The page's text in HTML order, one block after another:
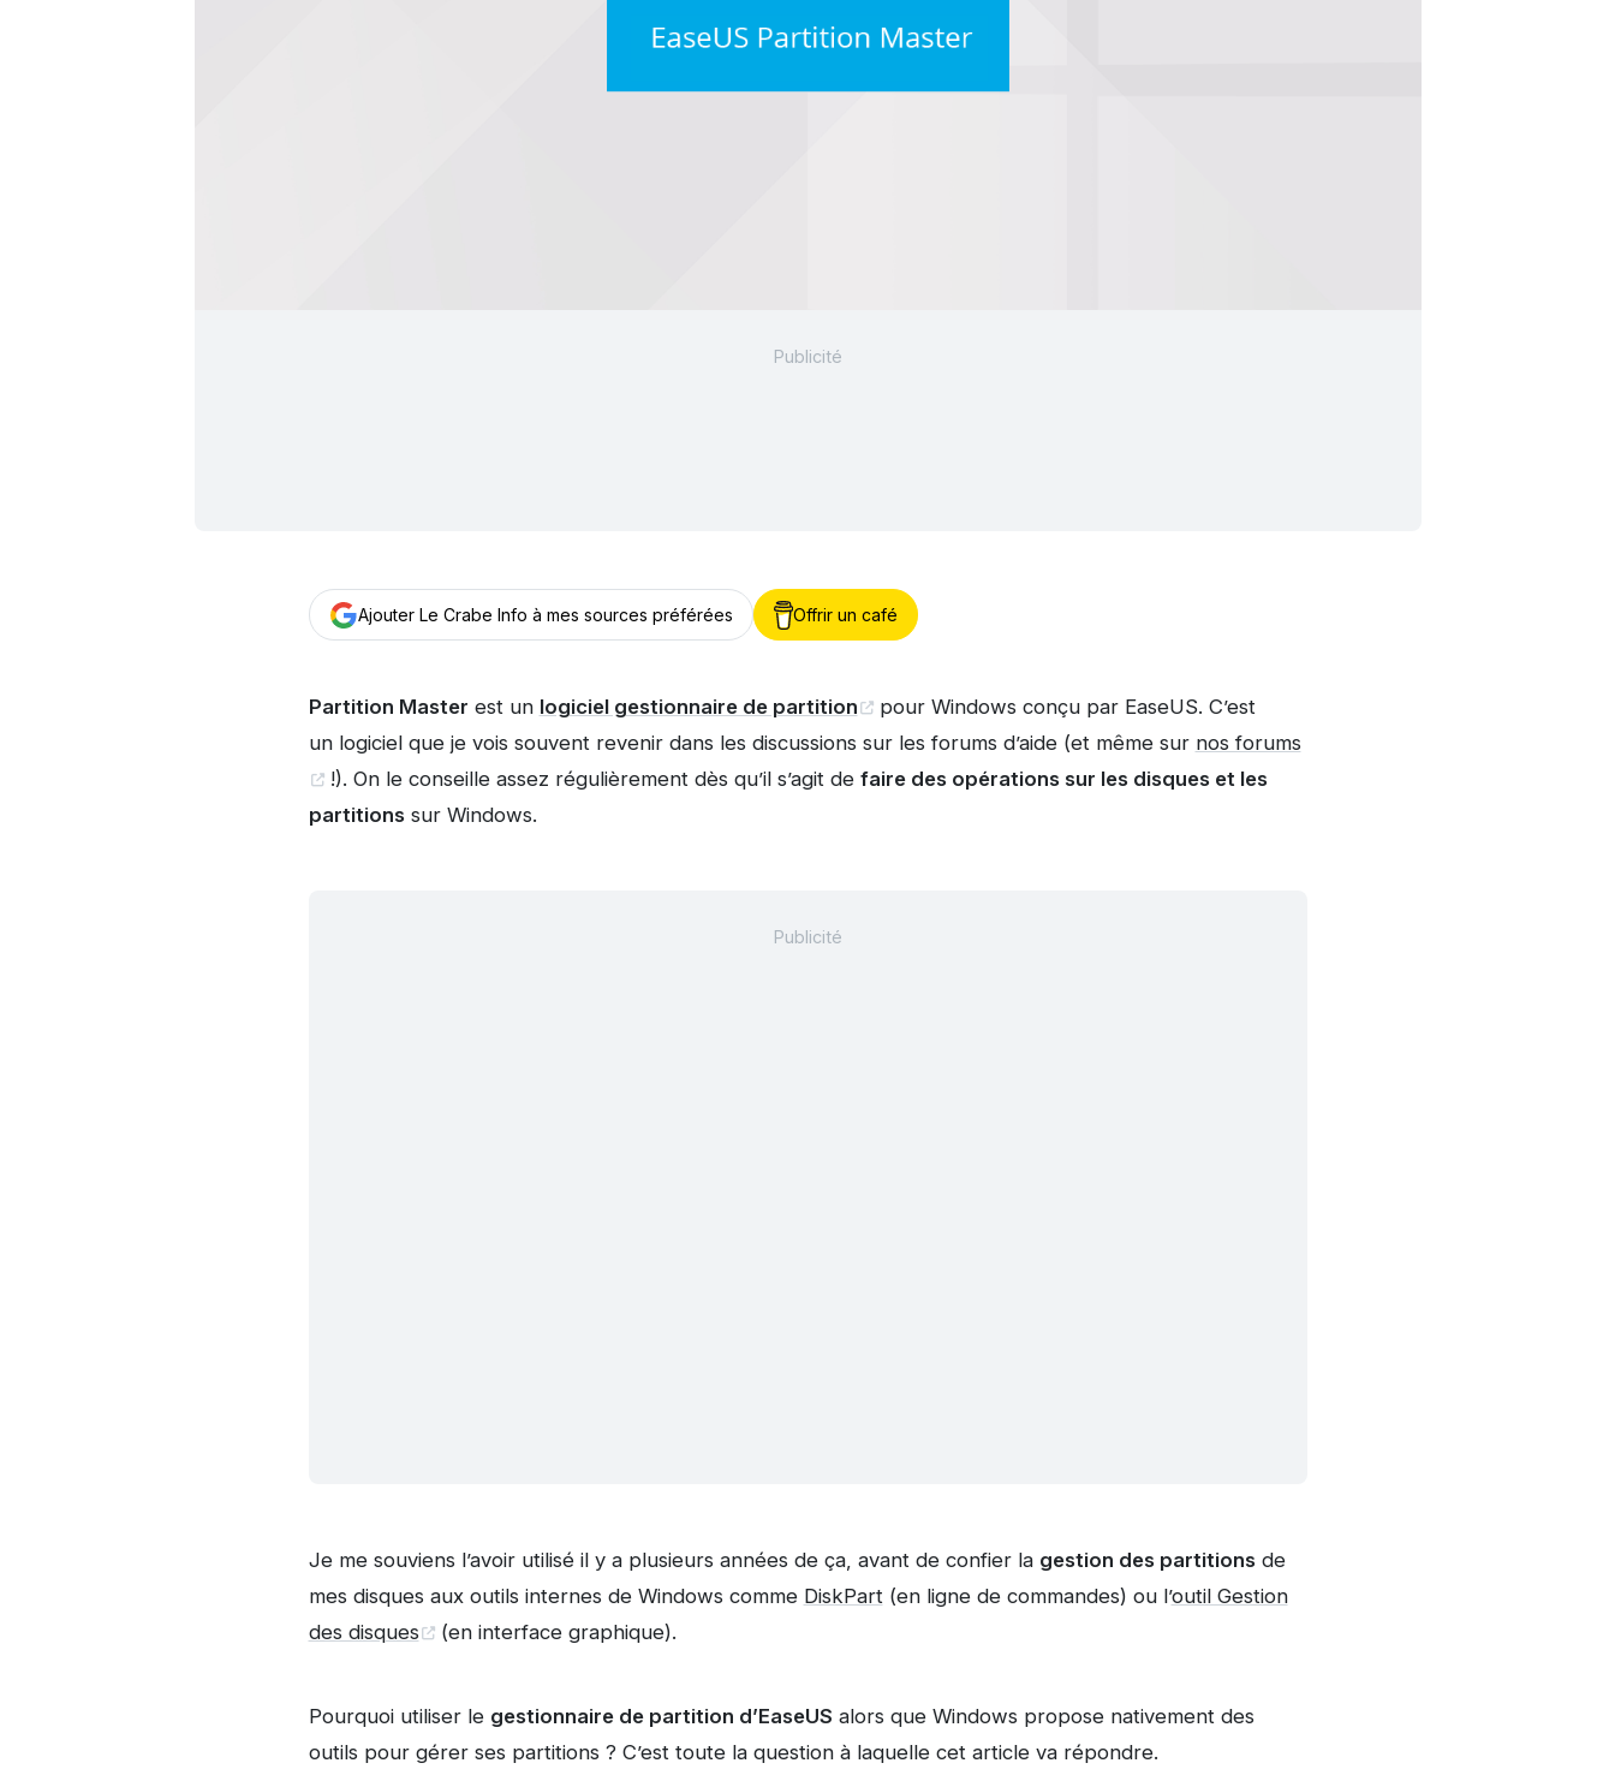
Ajouter Le Crabe Info à mes sources préférées Offrir un café
Partition Master est un logiciel gestionnaire de partition
pour Windows conçu par EaseUS. C’est
un logiciel que je vois souvent revenir dans les discussions sur les forums d’aide (et même sur nos forums
!). On le conseille assez régulièrement dès qu’il s’agit de faire des opérations sur les disques et les
partitionssur Windows.
Je me souviens l’avoir utilisé il y a plusieurs années de ça, avant de confier la gestion des partitionsde
mes disques aux outils internes de Windows comme DiskPart(en ligne de commandes) ou l’outil Gestion
des disques
(en interface graphique).
Pourquoi utiliser le gestionnaire de partition d’EaseUS alors que Windows propose nativement des
outils pour gérer ses partitions ? C’est toute la question à laquelle cet article va répondre.